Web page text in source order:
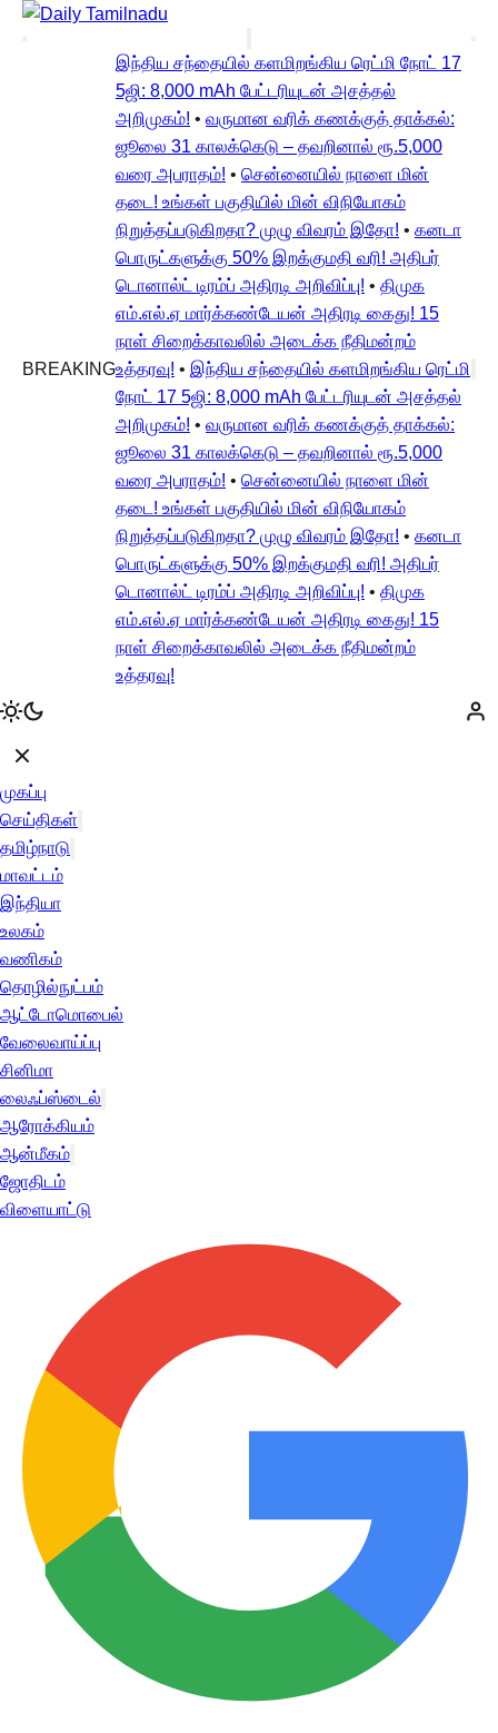
BREAKING
இந்திய சந்தையில் களமிறங்கிய ரெட்மி நோட் 17
5ஜி: 8,000 mAh பேட்டரியுடன் அசத்தல்
அறிமுகம்! • வருமான வரிக் கணக்குத் தாக்கல்:
ஜூலை 31 காலக்கெடு – தவறினால் ரூ.5,000
வரை அபராதம்! • சென்னையில் நாளை மின்
தடை! உங்கள் பகுதியில் மின் விநியோகம்
நிறுத்தப்படுகிறதா? முழு விவரம் இதோ! • கனடா
பொருட்களுக்கு 50% இறக்குமதி வரி! அதிபர்
டொனால்ட் டிரம்ப் அதிரடி அறிவிப்பு! • திமுக
எம்.எல்.ஏ மார்க்கண்டேயன் அதிரடி கைது! 15
நாள் சிறைக்காவலில் அடைக்க நீதிமன்றம்
உத்தரவு! • இந்திய சந்தையில் களமிறங்கிய ரெட்மி
நோட் 17 5ஜி: 8,000 mAh பேட்டரியுடன் அசத்தல்
அறிமுகம்! • வருமான வரிக் கணக்குத் தாக்கல்:
ஜூலை 31 காலக்கெடு – தவறினால் ரூ.5,000
வரை அபராதம்! • சென்னையில் நாளை மின்
தடை! உங்கள் பகுதியில் மின் விநியோகம்
நிறுத்தப்படுகிறதா? முழு விவரம் இதோ! • கனடா
பொருட்களுக்கு 50% இறக்குமதி வரி! அதிபர்
டொனால்ட் டிரம்ப் அதிரடி அறிவிப்பு! • திமுக
எம்.எல்.ஏ மார்க்கண்டேயன் அதிரடி கைது! 15
நாள் சிறைக்காவலில் அடைக்க நீதிமன்றம்
உத்தரவு!
முகப்பு
செய்திகள்
தமிழ்நாடு
மாவட்டம்
இந்தியா
உலகம்
வணிகம்
தொழில்நுட்பம்
ஆட்டோமொபைல்
வேலைவாய்ப்பு
சினிமா
லைஃப்ஸ்டைல்
ஆரோக்கியம்
ஆன்மீகம்
ஜோதிடம்
விளையாட்டு